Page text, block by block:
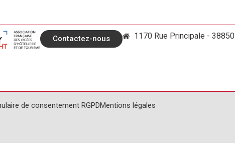
Contactez-nous 1170 Rue Principale -
de consentement RGPDMentions légales